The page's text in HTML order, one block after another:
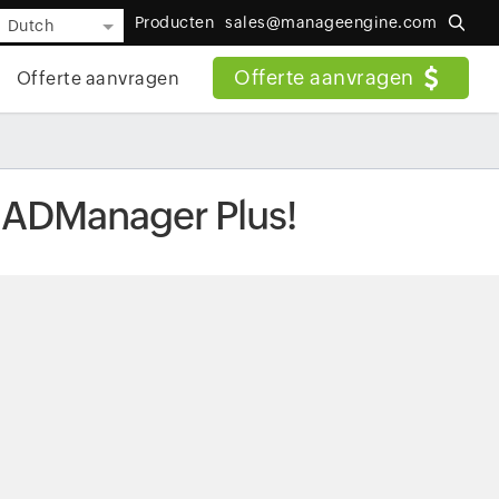
Dutch Producten sales@manageengine.com
Offerte aanvragen
Offerte aanvragen
Plus!